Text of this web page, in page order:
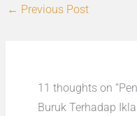
← Previous Post
11 thoughts on
Buruk Terhadap